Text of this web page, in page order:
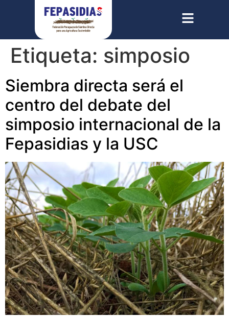
Etiqueta: simposio
Siembra directa será el
centro del debate del
simposio internacional de la
Fepasidias y la USC